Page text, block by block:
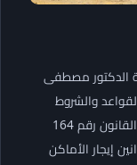
الدكتور مصطفى
والشروط
والإجراءات اللازمة لتنفيذ أحكام المادة (8) من القانون رقم 164
إيجار الأماكن